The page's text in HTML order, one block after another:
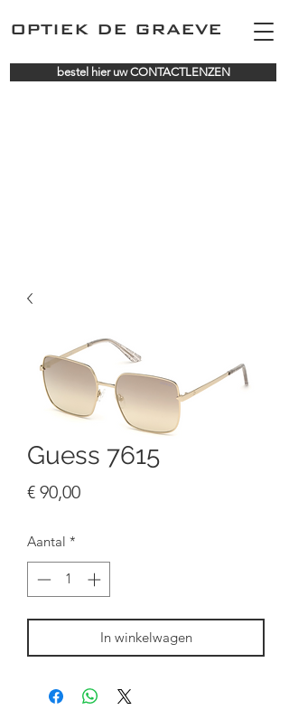
OPTIEK DE GRAEVE
bestel hier uw CONTACTLENZEN
Guess 7615
€ 90,00Prijs
Aantal *
In winkelwagen